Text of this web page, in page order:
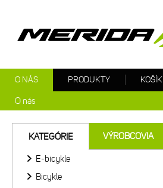
KATEGÓRIE VÝROBCOVIA
E-bicykle
Bicykle
O NÁS
O nás
PRODUKTY KOŠÍK